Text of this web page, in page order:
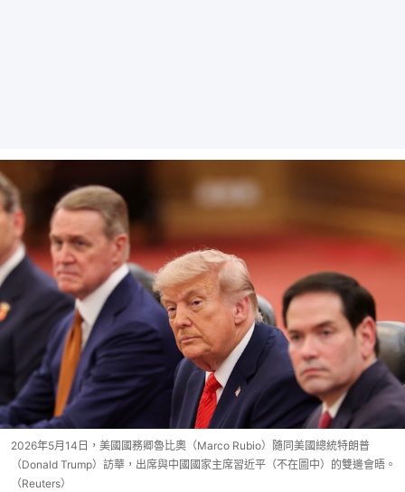
2026年5月14日，美國國務卿魯比奧（Marco Rubio）隨同美國總統特朗普
（Donald Trump）訪華，出席與中國國家主席習近平（不在圖中）的雙邊會晤。
（Reuters）